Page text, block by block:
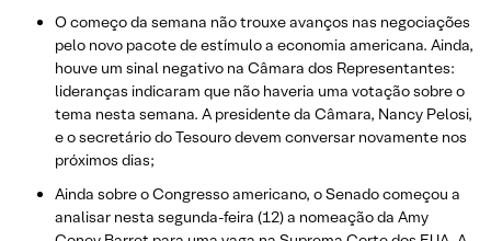
O começo da semana não trouxe avanços nas negociações
pelo novo pacote de estímulo a economia americana. Ainda,
houve um sinal negativo na Câmara dos Representantes:
lideranças indicaram que não haveria uma votação sobre o
tema nesta semana. A presidente da Câmara, Nancy Pelosi,
e o secretário do Tesouro devem conversar novamente nos
próximos dias;
Ainda sobre o Congresso americano, o Senado começou a
analisar nesta segunda-feira (12) a nomeação da Amy